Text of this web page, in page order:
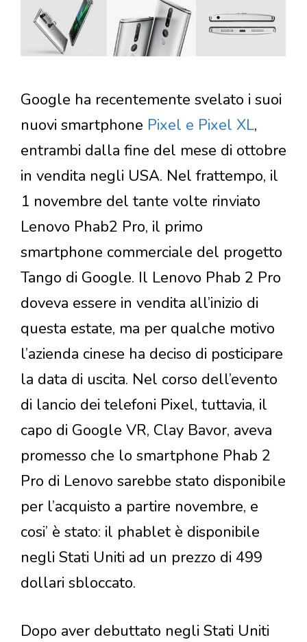
Google ha recentemente svelato i suoi
nuovi smartphone Pixel e Pixel XL,
entrambi dalla fine del mese di ottobre
in vendita negli USA. Nel frattempo, il
1 novembre del tante volte rinviato
Lenovo Phab2 Pro, il primo
smartphone commerciale del progetto
Tango di Google. Il Lenovo Phab 2 Pro
doveva essere in vendita all’inizio di
questa estate, ma per qualche motivo
l’azienda cinese ha deciso di posticipare
la data di uscita. Nel corso dell’evento
di lancio dei telefoni Pixel, tuttavia, il
capo di Google VR, Clay Bavor, aveva
promesso che lo smartphone Phab 2
Pro di Lenovo sarebbe stato disponibile
per l’acquisto a partire novembre, e
cosi’ è stato: il phablet è disponibile
negli Stati Uniti ad un prezzo di 499
dollari sbloccato.
Dopo aver debuttato negli Stati Uniti